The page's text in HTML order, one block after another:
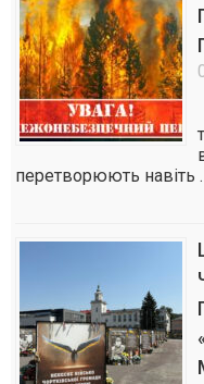
перетворюють навіть